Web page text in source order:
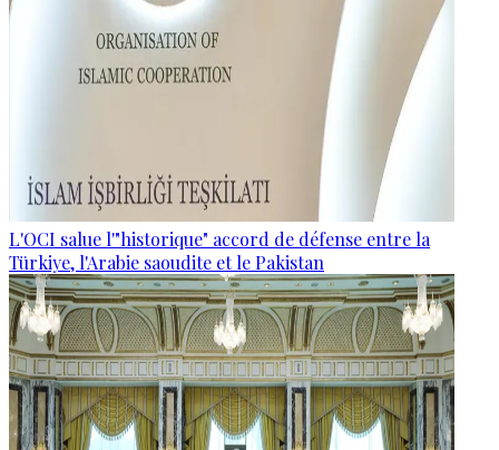
L'OCI salue l'"historique" accord de défense entre la
Türkiye, l'Arabie saoudite et le Pakistan